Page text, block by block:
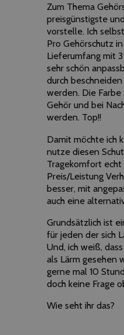
Zum Thema
preisgünstigste
vorstelle. Ich
Pro Gehörschutz
Lieferumfang mit
sehr schön
durch
werden. Die
Gehör und bei
werden. Top!!
Damit möchte ich
nutze diesen
Tragekomfort
Preis/Leistung
besser, mit
auch eine
Grundsätzlich ist
für jeden der sich
Und, ich weiß,
als Lärm gesehen
gerne mal 10
doch keine Frage
Wie seht ihr das?